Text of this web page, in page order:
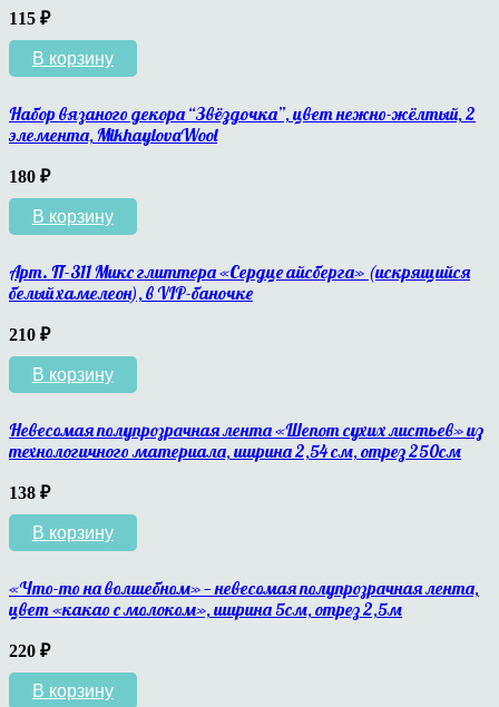
115 ₽
В корзину
Набор вязаного декора “Звёздочка”, цвет нежно-жёлтый, 2
элемента, MikhaylovaWool
180 ₽
В корзину
Арт. П-311 Микс глиттера «Сердце айсберга» (искрящийся
белый хамелеон), в VIP-баночке
210 ₽
В корзину
Невесомая полупрозрачная лента «Шепот сухих листьев» из
технологичного материала, ширина 2,54 см, отрез 250см
138 ₽
В корзину
«Что-то на волшебном» — невесомая полупрозрачная лента,
цвет «какао с молоком», ширина 5см, отрез 2,5м
220 ₽
В корзину